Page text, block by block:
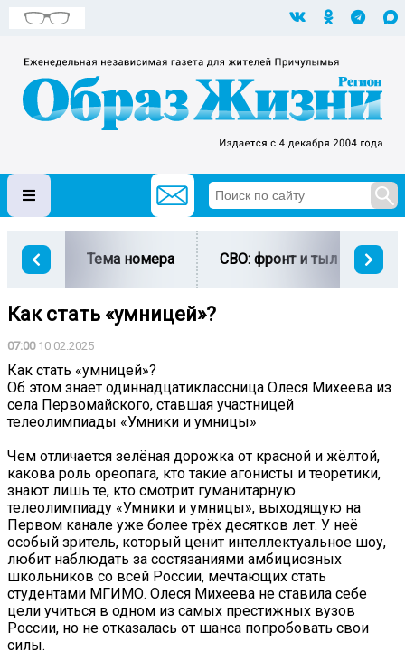
Тема номера СВО: фронт и тыл
Как стать «умницей»?
07:0010.02.2025
Как стать «умницей»?
Об этом знает одиннадцатиклассница Олеся Михеева из
села Первомайского, ставшая участницей
телеолимпиады «Умники и умницы»
Чем отличается зелёная дорожка от красной и жёлтой,
какова роль ореопага, кто такие агонисты и теоретики,
знают лишь те, кто смотрит гуманитарную
телеолимпиаду «Умники и умницы», выходящую на
Первом канале уже более трёх десятков лет. У неё
особый зритель, который ценит интеллектуальное шоу,
любит наблюдать за состязаниями амбициозных
школьников со всей России, мечтающих стать
студентами МГИМО. Олеся Михеева не ставила себе
цели учиться в одном из самых престижных вузов
России, но не отказалась от шанса попробовать свои
силы.